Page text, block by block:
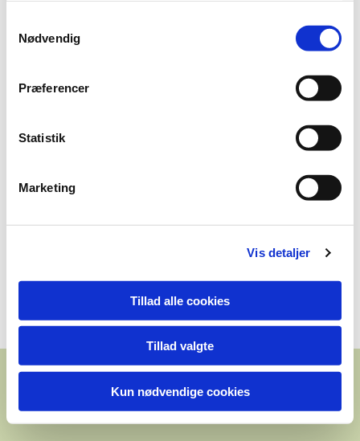
Nødvendig
Præferencer
Statistik
Marketing
Vis detaljer
Tillad alle cookies
Tillad valgte
Kun nødvendige cookies
vi fik rådyr og fasanser på skudhold. Over middag fortsatte den
gode jagt.
En jagtdag hvor vejret i store træk igen var med os, kun lidt
fistregn i ny og næ elelrs det fineste efterårsvejr, dejligt at
På paraden lå der 3 rådyr, 1 hare og 9 fasaner, så et ganske